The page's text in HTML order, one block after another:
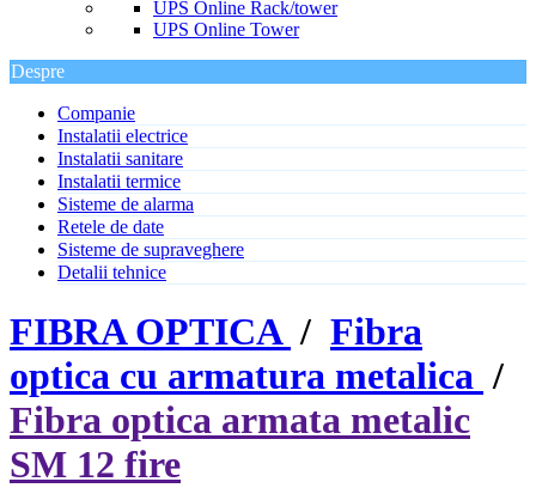
UPS Online Rack/tower
UPS Online Tower
Despre
Companie
Instalatii electrice
Instalatii sanitare
Instalatii termice
Sisteme de alarma
Retele de date
Sisteme de supraveghere
Detalii tehnice
FIBRA OPTICA / Fibra
optica cu armatura metalica /
Fibra optica armata metalic
SM 12 fire